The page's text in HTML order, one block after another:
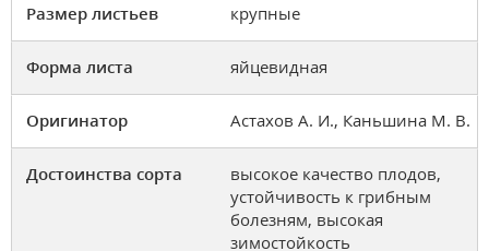
Размер листьев крупные
Форма листа яйцевидная
Оригинатор Астахов А. И., Каньшина М. В.
Достоинства сорта
высокое качество плодов,
устойчивость к грибным
болезням, высокая
зимостойкость